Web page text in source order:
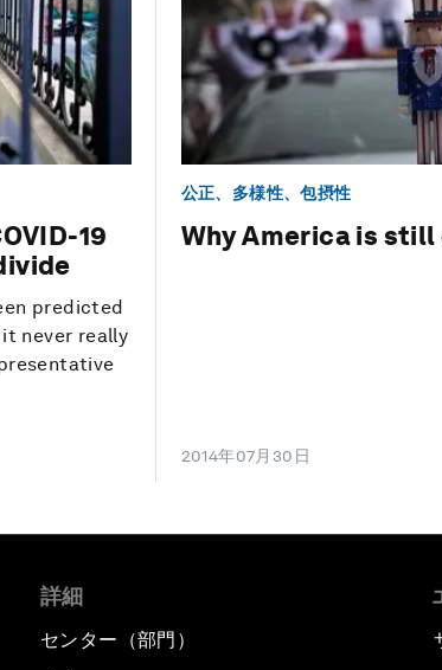
19
predicted
never really
公正、多様性、包摂性
Why America is still
2014年07月30日
詳細
センター（部門）